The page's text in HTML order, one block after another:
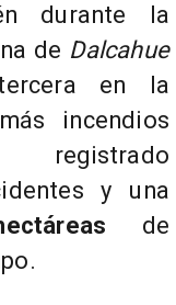
durante la
de Dalcahue
en la
incendios
registrado
y una
de